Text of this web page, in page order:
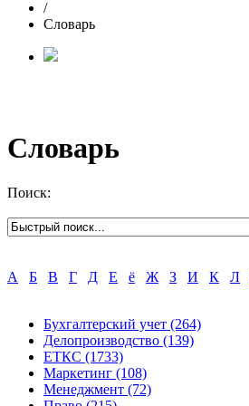
/
Словарь
Словарь
Поиск:
А Б В Г Д Е ё Ж З И К Л
Бухгалтерский учет (264)
Делопроизводство (139)
ЕТКС (1733)
Маркетинг (108)
Менеджмент (72)